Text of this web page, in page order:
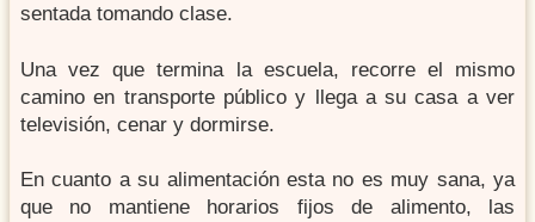
sentada tomando clase.
Una vez que termina la escuela, recorre el mismo
camino en transporte público y llega a su casa a ver
televisión, cenar y dormirse.
En cuanto a su alimentación esta no es muy sana, ya
que no mantiene horarios fijos de alimento, las